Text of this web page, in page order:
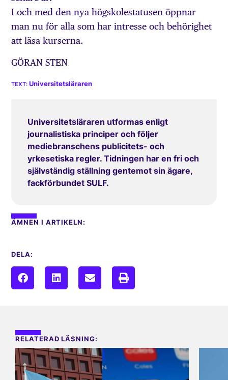
I och med den nya högskolestatusen öppnar
man nu för alla som har intresse och behörighet
att läsa kurserna.
GÖRAN STEN
Universitetsläraren
Universitetsläraren utformas enligt
journalistiska principer och följer
mediebranschens publicitets- och
yrkesetiska regler. Tidningen har en fri och
självständig ställning gentemot sin ägare,
fackförbundet SULF.
ÄMNEN I ARTIKELN:
DELA:
RELATERAD LÄSNING: